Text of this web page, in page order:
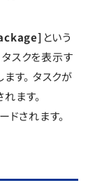
という
スクを表示す
す。 タスクが
ます。
ドされます。